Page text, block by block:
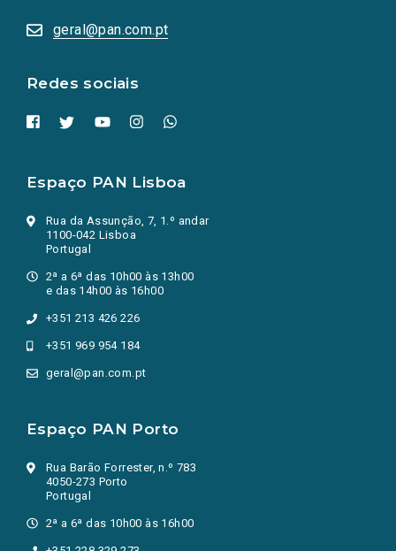
geral@pan.com.pt
Redes sociais
numa
nova
Espaço PAN Lisboa
Rua da Assunção, 7, 1.º andar
1100-042 Lisboa
Portugal
2ª a 6ª das 10h00 às 13h00
e das 14h00 às 16h00
+351 213 426 226
+351 969 954 184
geral@pan.com.pt
Espaço PAN Porto
Rua Barão Forrester, n.º 783
4050-273 Porto
Portugal
2ª a 6ª das 10h00 às 16h00